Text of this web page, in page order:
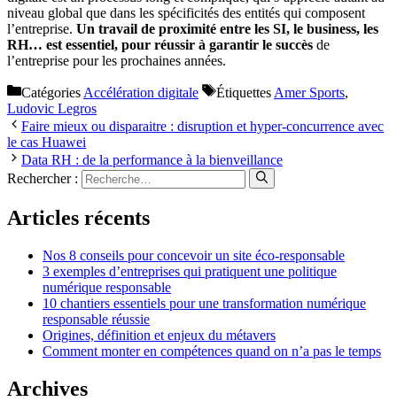
niveau global que dans les spécificités des entités qui composent
l’entreprise. Un travail de proximité entre les SI, le business, les
RH… est essentiel, pour réussir à garantir le succès de
l’entreprise pour les prochaines années.
CatégoriesAccélération digitale ÉtiquettesAmer Sports,
Ludovic Legros
Faire mieux ou disparaitre : disruption et hyper-concurrence avec
le cas Huawei
Data RH : de la performance à la bienveillance
Rechercher :
Articles récents
Nos 8 conseils pour concevoir un site éco-responsable
3 exemples d’entreprises qui pratiquent une politique
numérique responsable
10 chantiers essentiels pour une transformation numérique
responsable réussie
Origines, définition et enjeux du métavers
Comment monter en compétences quand on n’a pas le temps
Archives